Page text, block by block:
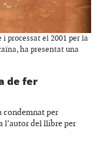
i processat el 2001 per la
ha presentat una
de fer
condemnat per
l’autor del llibre per